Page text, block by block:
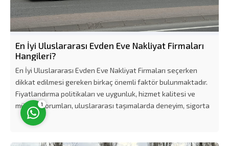
En İyi Uluslararası Evden Eve Nakliyat Firmaları
Hangileri?
En İyi Uluslararası Evden Eve Nakliyat Firmaları seçerken
dikkat edilmesi gereken birkaç önemli faktör bulunmaktadır.
Fiyatlandırma politikaları ve uygunluk, hizmet kalitesi ve
müşteri yorumları, uluslararası taşımalarda deneyim, sigorta
seçenekleri ve güvence, hedeflenen bölgelere olan ulaşım...
Cevap Yaz
1